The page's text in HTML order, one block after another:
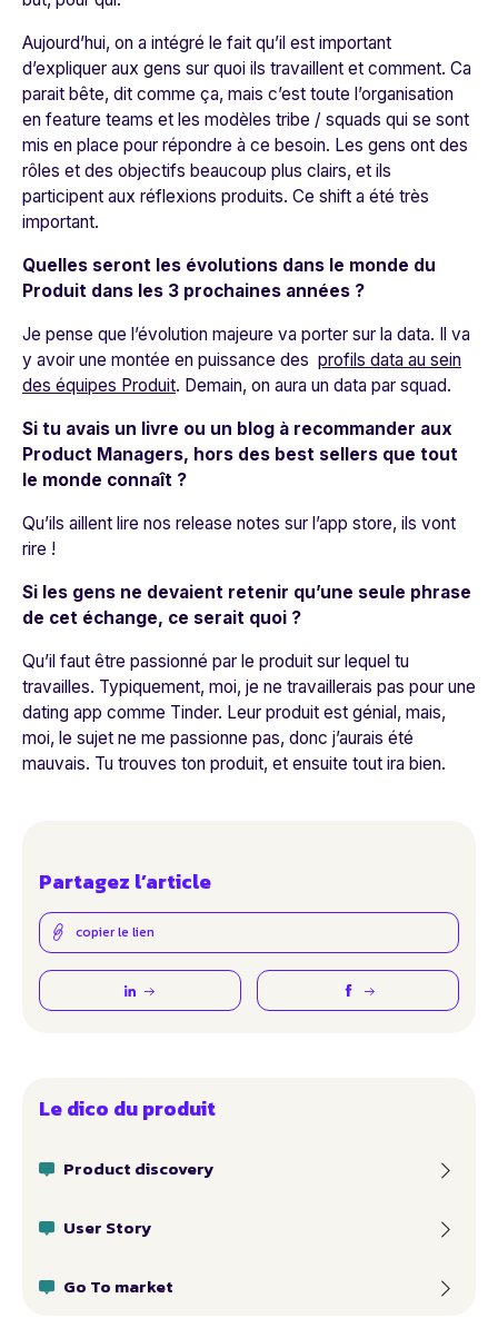
Aujourd’hui, on a intégré le fait qu’il est important
d’expliquer aux gens sur quoi ils travaillent et comment. Ca
parait bête, dit comme ça, mais c’est toute l’organisation
en feature teams et les modèles tribe / squads qui se sont
mis en place pour répondre à ce besoin. Les gens ont des
rôles et des objectifs beaucoup plus clairs, et ils
participent aux réflexions produits. Ce shift a été très
important.
Quelles seront les évolutions dans le monde du
Produit dans les 3 prochaines années ?
Je pense que l’évolution majeure va porter sur la data. Il va
y avoir une montée en puissance des profils data au sein
des équipes Produit. Demain, on aura un data par squad.
Si tu avais un livre ou un blog à recommander aux
Product Managers, hors des best sellers que tout
le monde connaît ?
Qu’ils aillent lire nos release notes sur l’app store, ils vont
rire !
Si les gens ne devaient retenir qu’une seule phrase
de cet échange, ce serait quoi ?
Qu’il faut être passionné par le produit sur lequel tu
travailles. Typiquement, moi, je ne travaillerais pas pour une
dating app comme Tinder. Leur produit est génial, mais,
moi, le sujet ne me passionne pas, donc j’aurais été
mauvais. Tu trouves ton produit, et ensuite tout ira bien.
Partagez l’article
copier le lien
Le dico du produit
Product discovery
User Story
Go To market